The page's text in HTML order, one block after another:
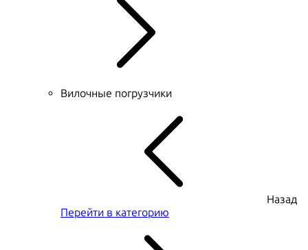
Вилочные погрузчики
Назад
Перейти в категорию